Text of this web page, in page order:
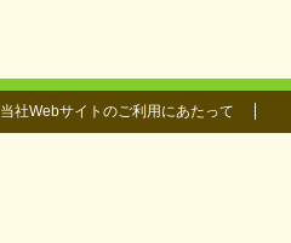
当社Webサイトのご利用にあたって